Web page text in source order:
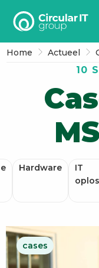
Circular
group
Home Actueel
10
Hardware
IT
cases